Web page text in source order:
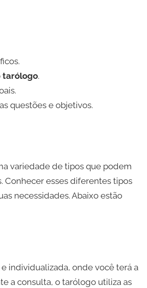
tarólogo.
questões e objetivos.
variedade de tipos que podem
Conhecer esses diferentes tipos
necessidades. Abaixo estão
individualizada, onde você terá a
a consulta, o tarólogo utiliza as